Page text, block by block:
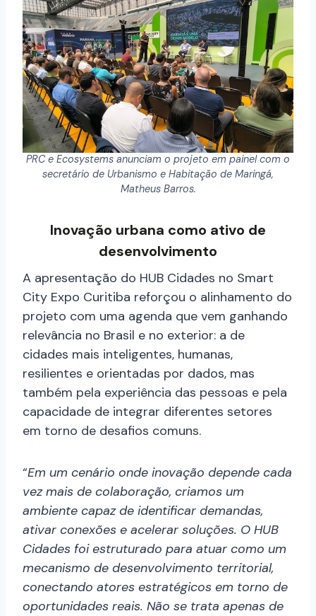
PRC e Ecosystems anunciam o projeto em painel com o
secretário de Urbanismo e Habitação de Maringá,
Matheus Barros.
Inovação urbana como ativo de
desenvolvimento
A apresentação do HUB Cidades no Smart
City Expo Curitiba reforçou o alinhamento do
projeto com uma agenda que vem ganhando
relevância no Brasil e no exterior: a de
cidades mais inteligentes, humanas,
resilientes e orientadas por dados, mas
também pela experiência das pessoas e pela
capacidade de integrar diferentes setores
em torno de desafios comuns.
“Em um cenário onde inovação depende cada
vez mais de colaboração, criamos um
ambiente capaz de identificar demandas,
ativar conexões e acelerar soluções. O HUB
Cidades foi estruturado para atuar como um
mecanismo de desenvolvimento territorial,
conectando atores estratégicos em torno de
oportunidades reais. Não se trata apenas de